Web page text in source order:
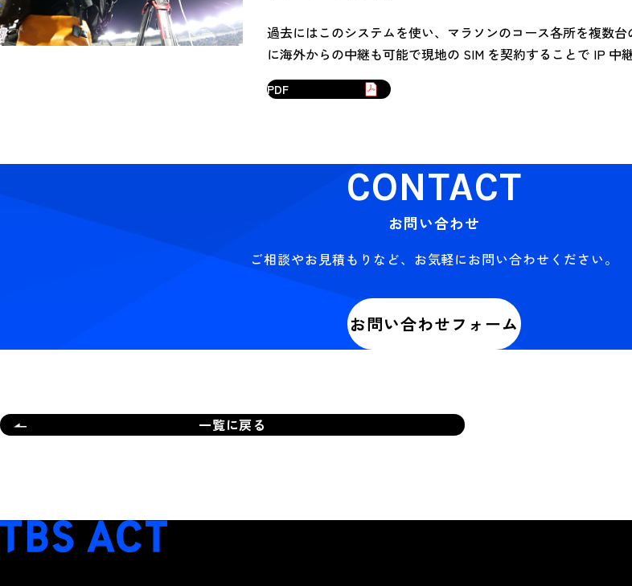
過去にはこのシステムを使い、マラソンのコース各所を複数
に海外からの中継も可能で現地の SIM を契約することで IP 中
PDF
CONTACT
お問い合わせ
ご相談やお見積もりなど、 お気軽にお問い合わせください。
お問い合わせフォーム
一覧に戻る